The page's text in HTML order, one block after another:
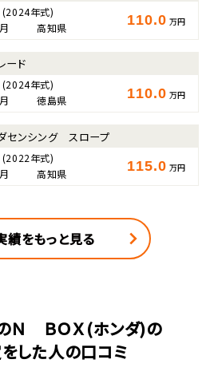
(2024年式)
高知県 110.0 万円
ード
(2024年式)
徳島県 110.0 万円
センシング スロープ
(2022年式)
高知県 115.0 万円
績をもっと見る
Ｎ ＢＯＸ(ホンダ)の
した人の口コミ